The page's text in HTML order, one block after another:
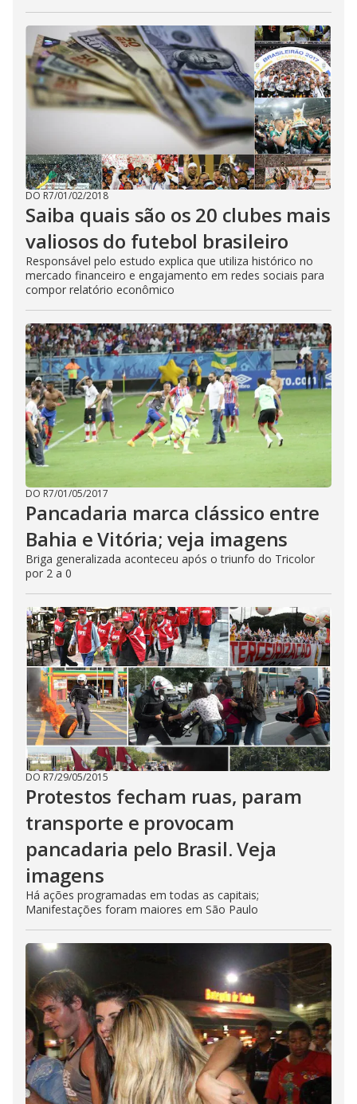
DO R7/01/02/2018
Saiba quais são os 20 clubes mais
valiosos do futebol brasileiro
Responsável pelo estudo explica que utiliza histórico no
mercado financeiro e engajamento em redes sociais para
compor relatório econômico
DO R7/01/05/2017
Pancadaria marca clássico entre
Bahia e Vitória; veja imagens
Briga generalizada aconteceu após o triunfo do Tricolor
por 2 a 0
DO R7/29/05/2015
Protestos fecham ruas, param
transporte e provocam
pancadaria pelo Brasil. Veja
imagens
Há ações programadas em todas as capitais;
Manifestações foram maiores em São Paulo